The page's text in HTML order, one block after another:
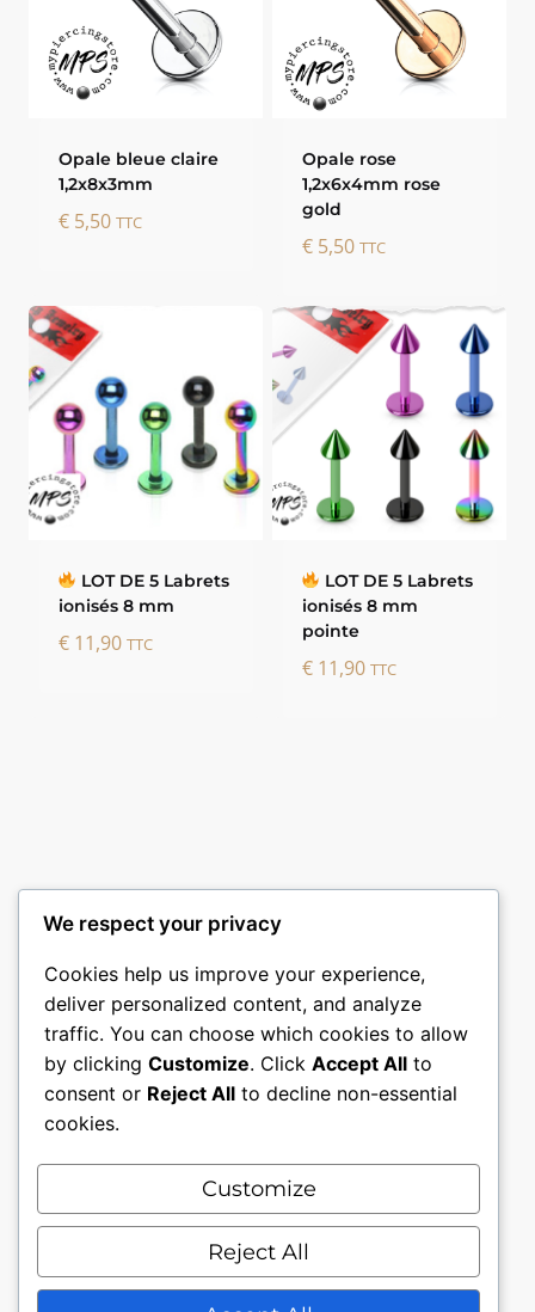
Opale bleue claire
1,2x8x3mm
€5,50 TTC
Opale rose
1,2x6x4mm rose
gold
€5,50 TTC
LOT DE 5 Labrets
ionisés 8 mm
€11,90 TTC
LOT DE 5 Labrets
ionisés 8 mm
pointe
€11,90 TTC
Mon compte
Nous contacter.
Conditions générales.
Politique de confidentialité
We respect your privacy
Cookies help us improve your experience,
deliver personalized content, and analyze
traffic. You can choose which cookies to allow
by clicking Customize. Click Accept All to
consent or Reject All to decline non-essential
cookies.
Customize
Reject All